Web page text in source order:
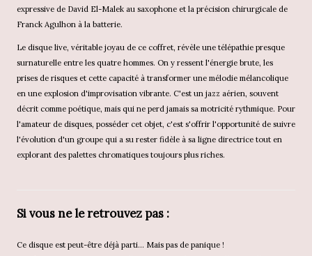
expressive de David El-Malek au saxophone et la précision chirurgicale de
Franck Agulhon à la batterie.
Le disque live, véritable joyau de ce coffret, révèle une télépathie presque
surnaturelle entre les quatre hommes. On y ressent l'énergie brute, les
prises de risques et cette capacité à transformer une mélodie mélancolique
en une explosion d'improvisation vibrante. C'est un jazz aérien, souvent
décrit comme poétique, mais qui ne perd jamais sa motricité rythmique. Pour
l'amateur de disques, posséder cet objet, c'est s'offrir l'opportunité de suivre
l'évolution d'un groupe qui a su rester fidèle à sa ligne directrice tout en
explorant des palettes chromatiques toujours plus riches.
Si vous ne le retrouvez pas :
Ce disque est peut-être déjà parti... Mais pas de panique !